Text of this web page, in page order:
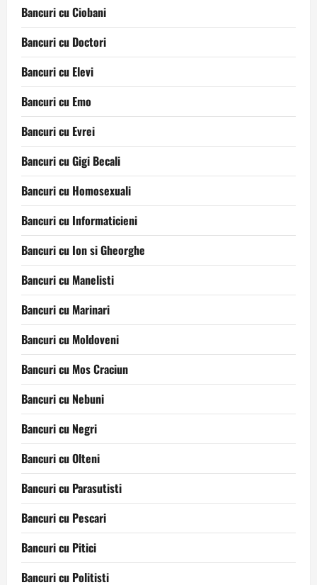
Bancuri cu Ciobani
Bancuri cu Doctori
Bancuri cu Elevi
Bancuri cu Emo
Bancuri cu Evrei
Bancuri cu Gigi Becali
Bancuri cu Homosexuali
Bancuri cu Informaticieni
Bancuri cu Ion si Gheorghe
Bancuri cu Manelisti
Bancuri cu Marinari
Bancuri cu Moldoveni
Bancuri cu Mos Craciun
Bancuri cu Nebuni
Bancuri cu Negri
Bancuri cu Olteni
Bancuri cu Parasutisti
Bancuri cu Pescari
Bancuri cu Pitici
Bancuri cu Politisti